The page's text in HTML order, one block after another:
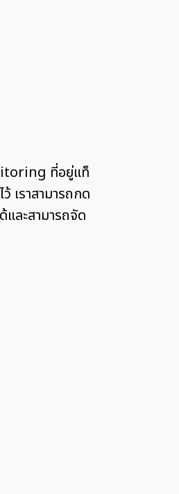
ที่อยู่แท็
เราสามารถกด
ละสามารถจัด